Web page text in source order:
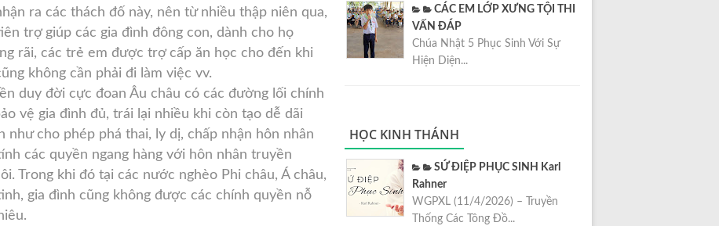
ra các thách đố này, nên từ nhiều thập niên qua,
trợ giúp các gia đình đông con, dành cho họ
rãi, các trẻ em được trợ cấp ăn học cho đến khi
không cần phải đi làm việc vv.
duy đời cực đoan Âu châu có các đường lối chính
vệ gia đình đủ, trái lại nhiều khi còn tạo dễ dãi
như cho phép phá thai, ly dị, chấp nhận hôn nhân
các quyền ngang hàng với hôn nhân truyền
Trong khi đó tại các nước nghèo Phi châu, Á châu,
gia đình cũng không được các chính quyền nỗ
CÁC EM LỚP XƯNG TỘI THI
VẤN ĐÁP
Chúa Nhật 5 Phục Sinh Với Sự
Hiện Diện...
HỌC KINH THÁNH
SỨ ĐIỆP PHỤC SINH Karl
Rahner
WGPXL (11/4/2026) – Truyền
Thống Các Tông Đồ...